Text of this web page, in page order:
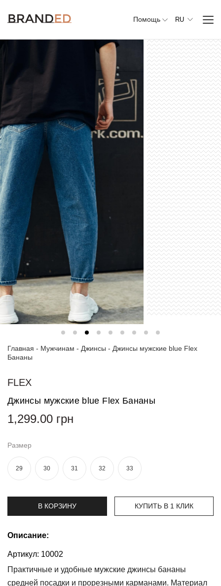
Помощь RU
Верхняя
одежда
Джемперы,
свитеры и
Комплекты и
повседневные
костюмы
Спортивные
костюмы
Худи и
свитшоты
Блузки
и
рубашки
Пиджаки
и поло
Джинсы
Топы
и
боди
Нижнее
сумочки
Туники и
комбинезоны
Главная - Мужчинам - Джинсы - Джинсы мужские blue Flex
Бананы
FLEX
Джинсы мужские blue Flex Бананы
1,299.00 грн
Размер
29 30 31 32 33
В КОРЗИНУ КУПИТЬ В 1 КЛИК
Описание:
Артикул: 10002
Практичные и удобные мужские джинсы бананы
средней посадки и прорезными карманами. Материал